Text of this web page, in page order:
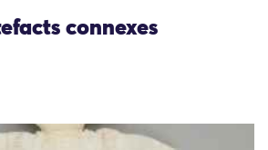
connexes